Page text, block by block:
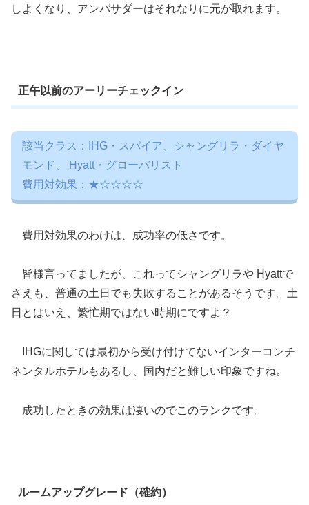
しよくなり、アンバサダーはそれなりに元が取れます。
正午以前のアーリーチェックイン
該当クラス：IHG・スパイア、シャングリラ・ダイヤ
モンド、 Hyatt・グローバリスト
費用対効果：★☆☆☆☆
費用対効果のわけは、成功率の低さです。
皆様言ってましたが、これってシャングリラや Hyattで
さえも、普通の土日でも失敗することがあるそうです。土
日とはいえ、繁忙期ではない時期にですよ？
IHGに関しては最初から受け付けてないインターコンチ
ネンタルホテルもあるし、国内だと難しい印象ですね。
成功したときの効果は凄いのでこのランクです。
ルームアップグレード（確約）